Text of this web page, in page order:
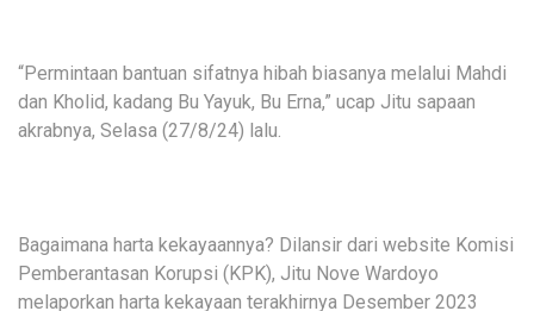
“Permintaan bantuan sifatnya hibah biasanya melalui Mahdi
dan Kholid, kadang Bu Yayuk, Bu Erna,” ucap Jitu sapaan
akrabnya, Selasa (27/8/24) lalu.
Bagaimana harta kekayaannya? Dilansir dari website Komisi
Pemberantasan Korupsi (KPK), Jitu Nove Wardoyo
melaporkan harta kekayaan terakhirnya Desember 2023